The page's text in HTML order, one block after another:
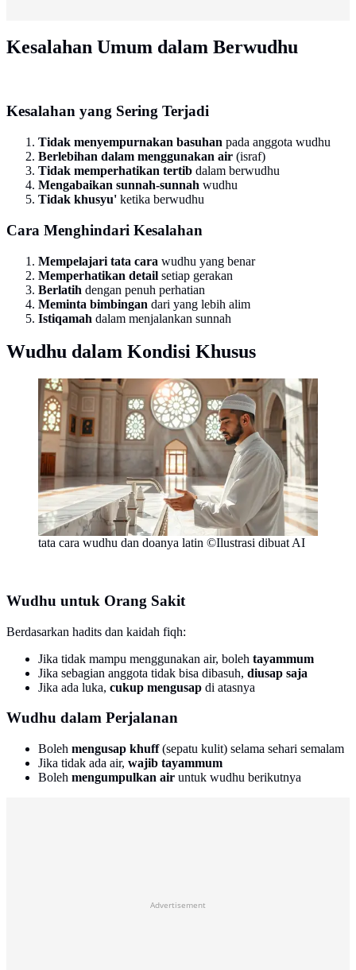
Kesalahan Umum dalam Berwudhu
Kesalahan yang Sering Terjadi
Tidak menyempurnakan basuhan pada anggota wudhu
Berlebihan dalam menggunakan air (israf)
Tidak memperhatikan tertib dalam berwudhu
Mengabaikan sunnah-sunnah wudhu
Tidak khusyu' ketika berwudhu
Cara Menghindari Kesalahan
Mempelajari tata cara wudhu yang benar
Memperhatikan detail setiap gerakan
Berlatih dengan penuh perhatian
Meminta bimbingan dari yang lebih alim
Istiqamah dalam menjalankan sunnah
Wudhu dalam Kondisi Khusus
tata cara wudhu dan doanya latin ©Ilustrasi dibuat AI
Wudhu untuk Orang Sakit
Berdasarkan hadits dan kaidah fiqh:
Jika tidak mampu menggunakan air, boleh tayammum
Jika sebagian anggota tidak bisa dibasuh, diusap saja
Jika ada luka, cukup mengusap di atasnya
Wudhu dalam Perjalanan
Boleh mengusap khuff(sepatu kulit) selama sehari semalam
Jika tidak ada air, wajib tayammum
Boleh mengumpulkan air untuk wudhu berikutnya
Advertisement